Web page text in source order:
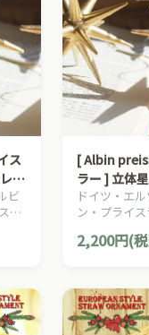
ス
ヘ
ビ
を
[ Albin
ラー ] 立体
ムの星 金の
メント
ドイツ・エ
ン・プライ
トです。
2,200円(